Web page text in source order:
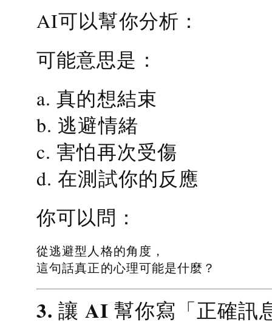
AI可以幫你分析：
可能意思是：
a. 真的想結束
b. 逃避情緒
c. 害怕再次受傷
d. 在測試你的反應
你可以問：
從逃避型人格的角度，
這句話真正的心理可能是什麼？
3. 讓 AI 幫你寫「正確訊